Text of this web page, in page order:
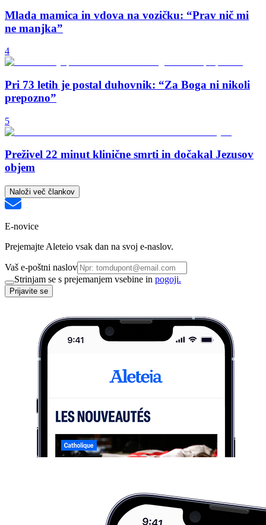
Mlada mamica in vdova na vozičku: “Prav nič mi
ne manjka”
4
Pri 73 letih je postal duhovnik: “Za Boga ni nikoli
prepozno”
5
Preživel 22 minut klinične smrti in dočakal Jezusov
objem
Naloži več člankov
E-novice
Prejemajte Aleteio vsak dan na svoj e-naslov.
Vaš e-poštni naslov
Strinjam se s prejemanjem vsebine in pogoji.
Prijavite se